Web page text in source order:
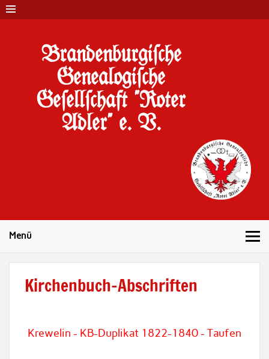
Brandenburgi#che
Genealogi#che
Ge#ell#chaft "Roter
Adler" e. V.
Menü
Kirchenbuch-Abschriften
Krewelin - KB-Duplikat 1822-1840 - Taufen